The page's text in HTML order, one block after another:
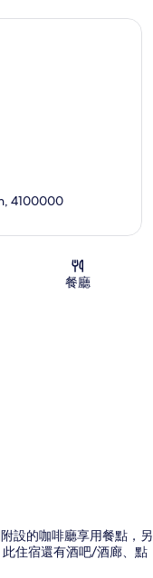
4100000
餐廳
設的咖啡廳享用餐點，另
住宿還有酒吧/酒廊、點